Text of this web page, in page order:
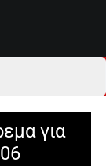
για